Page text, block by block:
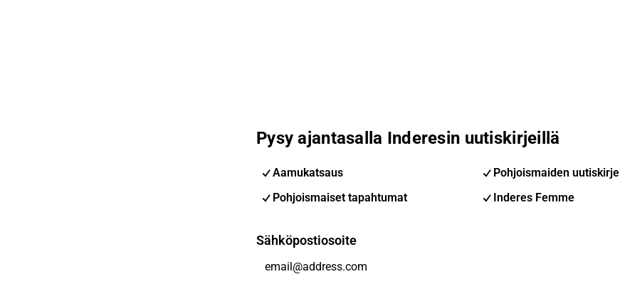
Pysy ajantasalla Inderesin uutiskirjeillä
Aamukatsaus
Pohjoismaiden uutiskirje
Pohjoismaiset tapahtumat
Inderes Femme
Sähköpostiosoite